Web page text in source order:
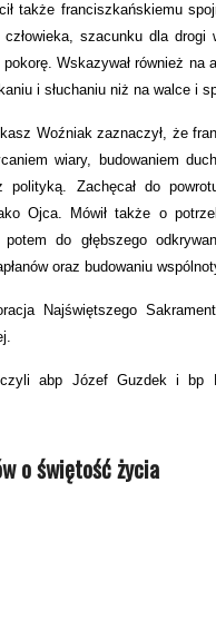
także franciszkańskiemu
człowieka, szacunku dla
Wskazywał również
i słuchaniu niż na walce i
Woźniak zaznaczył, że
wiary, budowaniem
polityką. Zachęcał do
Ojca. Mówił także o
do głębszego
oraz budowaniu
Najświętszego
abp Józef Guzdek i bp
o świętość życia